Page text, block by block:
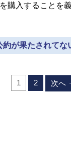
購入することを
約が果たされてな
1 2 次へ